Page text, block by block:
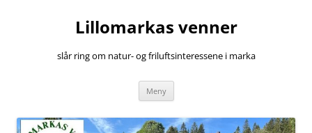
Lillomarkas venner
slår ring om natur- og friluftsinteressene i marka
Meny